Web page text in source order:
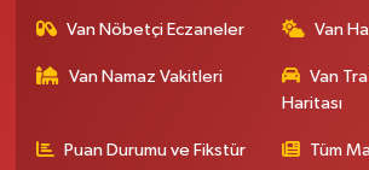
Van Nöbetçi Eczaneler Van
Van Namaz Vakitleri
Van
Haritası
Puan Durumu ve Fikstür Tüm